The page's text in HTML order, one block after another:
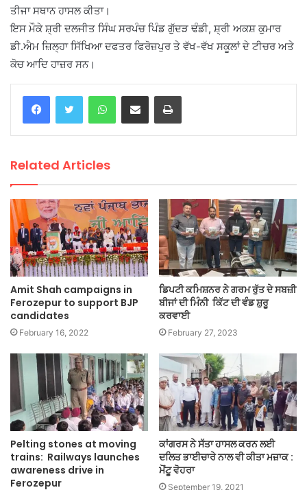
ਤੀਜਾ ਸਥਾਨ ਹਾਸਲ ਕੀਤਾ।
ਇਸ ਮੌਕੇ ਸ਼੍ਰੀ ਦਲਜੀਤ ਸਿੰਘ ਸਰਪੰਚ ਪਿੰਡ ਗੁੱਦੜ ਢੰਡੀ, ਸ਼੍ਰੀ ਅਕਸ਼ ਕੁਮਾਰ
ਡੀ.ਐਮ ਜ਼ਿਲ੍ਹਾ ਸਿੱਖਿਆ ਦਫਤਰ ਫਿਰੋਜ਼ਪੁਰ ਤੇ ਵੱਖ-ਵੱਖ ਸਕੂਲਾਂ ਦੇ ਟੀਚਰ ਅਤੇ
ਕੋਚ ਆਦਿ ਹਾਜ਼ਰ ਸਨ।
WhatsAppShare via Email Print
Related Articles
Amit Shah campaigns in
Ferozepur to support BJP
candidates
February 16, 2022
ਡਿਪਟੀ ਕਮਿਸ਼ਨਰ ਨੇ ਗਰਮ ਰੁੱਤ ਦੇ ਸਬਜ਼ੀ
ਬੀਜਾਂ ਦੀ ਮਿੰਨੀ ਕਿੱਟ ਦੀ ਵੰਡ ਸ਼ੁਰੂ
ਕਰਵਾਈ
February 27, 2023
Pelting stones at moving
trains: Railways launches
awareness drive in
Ferozepur
ਕਾਂਗਰਸ ਨੇ ਸੱਤਾ ਹਾਸਲ ਕਰਨ ਲਈ
ਦਲਿਤ ਭਾਈਚਾਰੇ ਨਾਲ ਵੀ ਕੀਤਾ ਮਜ਼ਾਕ :
ਮੋਂਟੂ ਵੋਹਰਾ
September 19, 2021